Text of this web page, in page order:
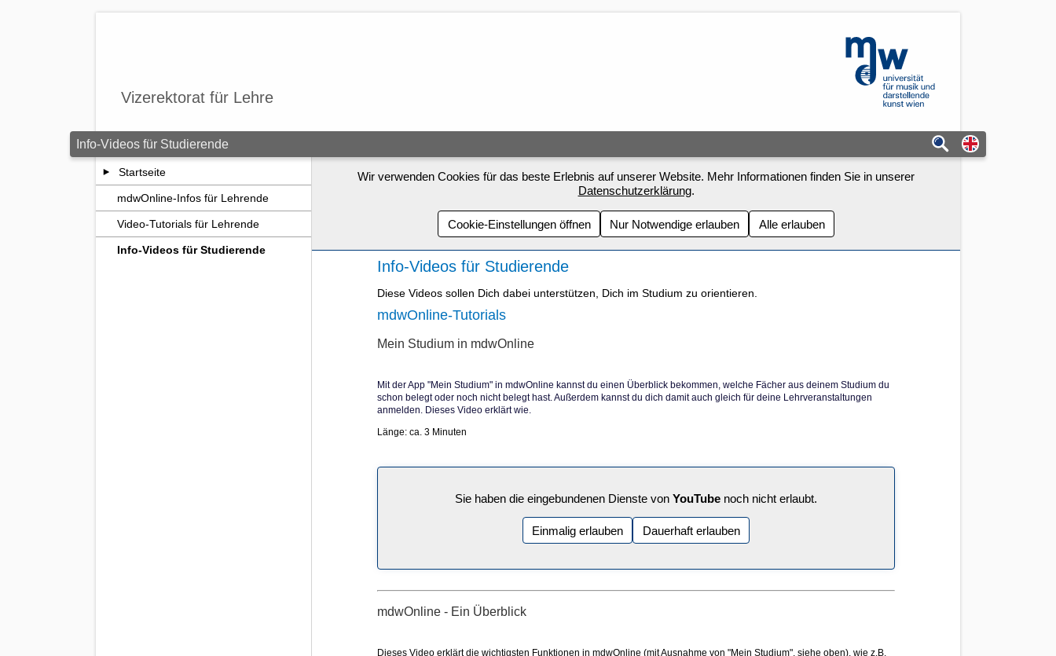
Vizerektorat für Lehre
mdw - Homepage
Info-Videos für Studierende Switch to
Startseite
mdwOnline-Infos für Lehrende
Video-Tutorials für Lehrende
Info-Videos für Studierende
Wir verwenden Cookies für das beste Erlebnis auf unserer Website. Mehr Informationen finden Sie in unserer
Datenschutzerklärung.
Cookie-Einstellungen öffnen Nur Notwendige erlauben Alle erlauben
Info-Videos für Studierende
Diese Videos sollen Dich dabei unterstützen, Dich im Studium zu orientieren.
mdwOnline-Tutorials
Mein Studium in mdwOnline
Mit der App "Mein Studium" in mdwOnline kannst du einen Überblick bekommen, welche Fächer aus deinem Studium du
schon belegt oder noch nicht belegt hast. Außerdem kannst du dich damit auch gleich für deine Lehrveranstaltungen
anmelden. Dieses Video erklärt wie.
Länge: ca. 3 Minuten
Sie haben die eingebundenen Dienste von YouTubenoch nicht erlaubt.
Einmalig erlauben Dauerhaft erlauben
mdwOnline - Ein Überblick
Dieses Video erklärt die wichtigsten Funktionen in mdwOnline (mit Ausnahme von "Mein Studium", siehe oben), wie z.B.